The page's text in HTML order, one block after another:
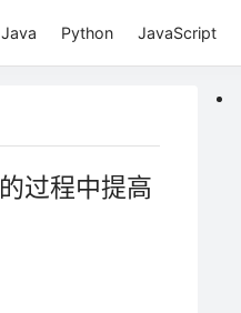
Java Python JavaScript
过程中提高